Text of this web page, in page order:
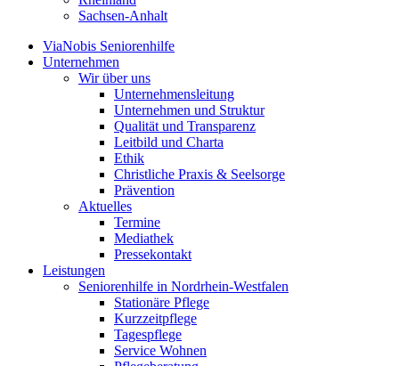
Sachsen-Anhalt
ViaNobis Seniorenhilfe
Unternehmen
Wir über uns
Unternehmensleitung
Unternehmen und Struktur
Qualität und Transparenz
Leitbild und Charta
Ethik
Christliche Praxis & Seelsorge
Prävention
Aktuelles
Termine
Mediathek
Pressekontakt
Leistungen
Seniorenhilfe in Nordrhein-Westfalen
Stationäre Pflege
Kurzzeitpflege
Tagespflege
Service Wohnen